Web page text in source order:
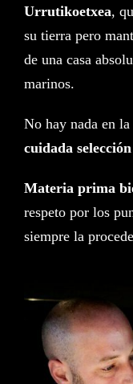
Urrutikoetxea,
su tierra pero
de una casa
marinos.
No hay nada en
cuidada
Materia prima
respeto por los
siempre la